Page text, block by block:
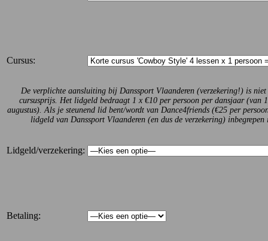
Cursus:
De verplichte aansluiting bij Danssport Vlaanderen (verzekering!) is niet
cursusprijs. Het lidgeld bedraagt 1 x €10 per persoon per dansjaar (van
augustus). Als je steunend lid bent/wordt van Dance4friends (€25 per
lidgeld van Danssport Vlaanderen (en dus de verzekering)
Lidgeld/verzekering:
Betaling: